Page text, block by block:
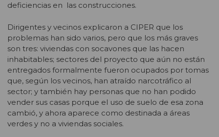
deficiencias en las construcciones.
Dirigentes y vecinos explicaron a CIPER que los
problemas han sido varios, pero que los más graves
son tres: viviendas con socavones que las hacen
inhabitables; sectores del proyecto que aún no están
entregados formalmente fueron ocupados por tomas
que, según los vecinos, han atraído narcotráfico al
sector; y también hay personas que no han podido
vender sus casas porque el uso de suelo de esa zona
cambió, y ahora aparece como destinada a áreas
verdes y no a viviendas sociales.